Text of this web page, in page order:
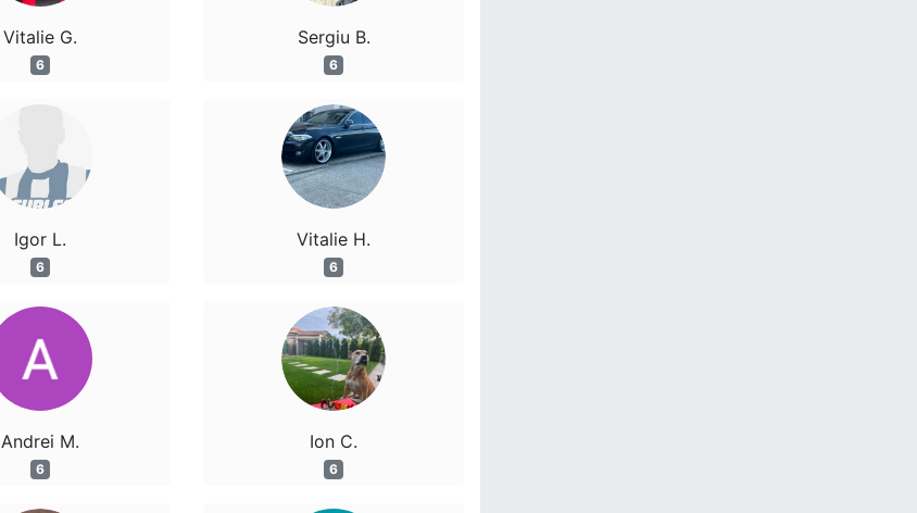
Vitalie G.
6
Igor L.
6
Andrei M.
6
Sergiu B.
6
Vitalie H.
6
Ion C.
6